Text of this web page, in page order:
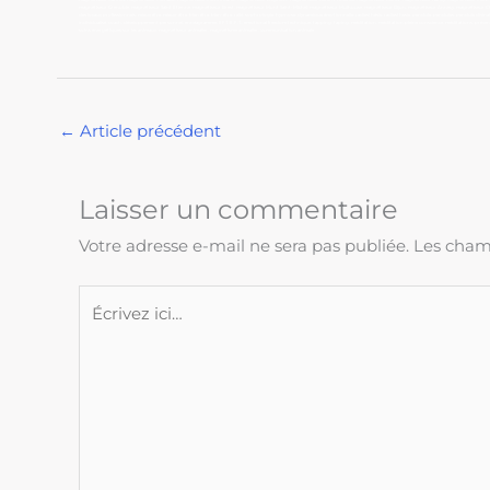
← Article précédent
Laisser un commentaire
Votre adresse e-mail ne sera pas publiée. Les